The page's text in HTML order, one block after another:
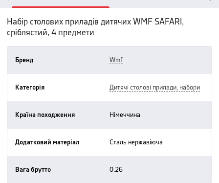
Набір столових приладів дитячих WMF SAFARI,
сріблястий, 4 предмети
Бренд wmf
Категорія дитячі столові прилади, набори
Країна походження німеччина
Додатковий матеріал сталь нержавіюча
Вага брутто 0.26